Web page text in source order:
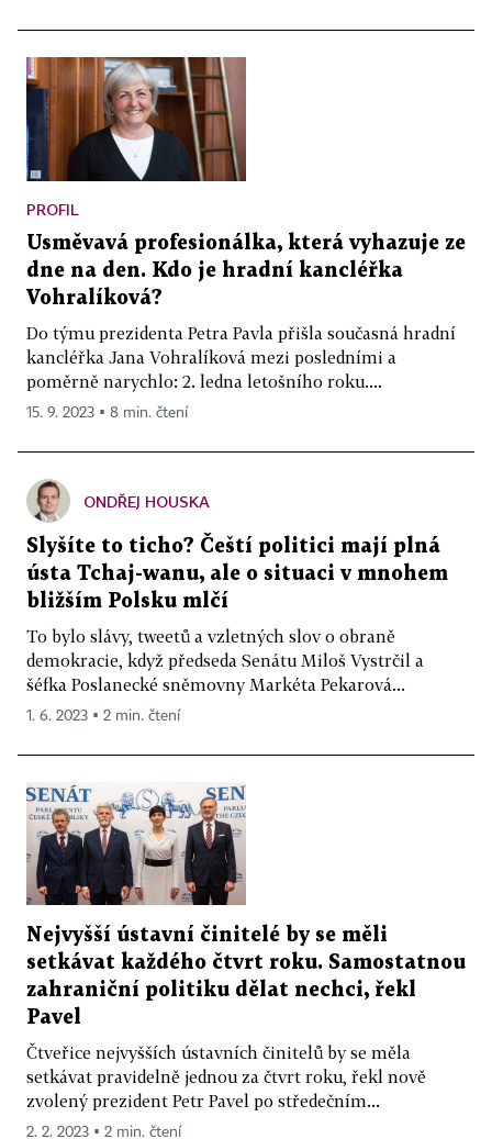
PROFIL
Usměvavá profesionálka, která vyhazuje ze
dne na den. Kdo je hradní kancléřka
Vohralíková?
Do týmu prezidenta Petra Pavla přišla současná hradní
kancléřka Jana Vohralíková mezi posledními a
poměrně narychlo: 2. ledna letošního roku....
15. 9. 2023 ▪ 8 min. čtení
ONDŘEJ HOUSKA
Slyšíte to ticho? Čeští politici mají plná
ústa Tchaj-wanu, ale o situaci v mnohem
bližším Polsku mlčí
To bylo slávy, tweetů a vzletných slov o obraně
demokracie, když předseda Senátu Miloš Vystrčil a
šéfka Poslanecké sněmovny Markéta Pekarová...
1. 6. 2023 ▪ 2 min. čtení
Nejvyšší ústavní činitelé by se měli
setkávat každého čtvrt roku. Samostatnou
zahraniční politiku dělat nechci, řekl
Pavel
Čtveřice nejvyšších ústavních činitelů by se měla
setkávat pravidelně jednou za čtvrt roku, řekl nově
zvolený prezident Petr Pavel po středečním...
2. 2. 2023 ▪ 2 min. čtení